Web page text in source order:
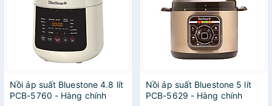
Nồi áp suất Bluestone 4.8 lít
PCB-5760 - Hàng chính
Nồi áp suất Bluestone 5 lít
PCB-5629 - Hàng chính